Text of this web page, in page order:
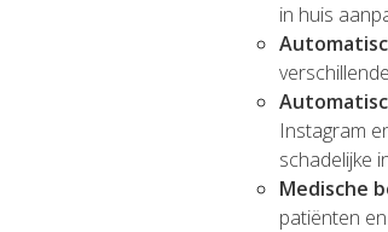
in huis
Instagram
schadelijke
Medische
patiënten